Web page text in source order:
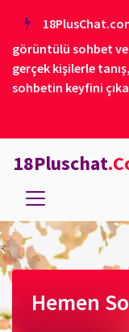
görüntülü sohbet
gerçek kişilerle
sohbetin keyfini
18Pluschat
Hemen